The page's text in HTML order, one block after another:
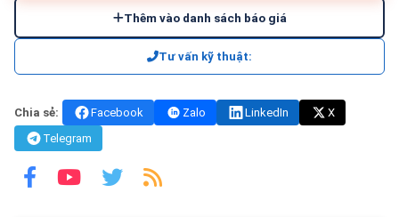
Thêm vào danh sách báo giá
Tư vấn kỹ thuật:
Chia sẻ: Facebook Zalo LinkedIn
X
Telegram